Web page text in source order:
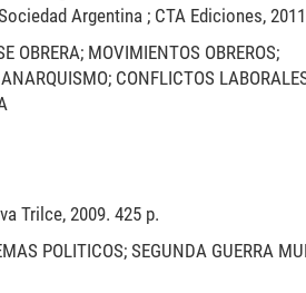
Argentina ; CTA Ediciones,
OBRERA; MOVIMIENTOS OBREROS;
CONFLICTOS
Trilce, 2009. 425 p.
POLITICOS; SEGUNDA GUERRA